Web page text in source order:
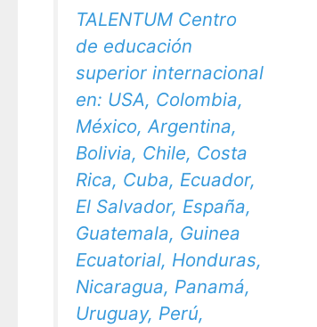
TALENTUM Centro
de educación
superior internacional
en: USA, Colombia,
México, Argentina,
Bolivia, Chile, Costa
Rica, Cuba, Ecuador,
El Salvador, España,
Guatemala, Guinea
Ecuatorial, Honduras,
Nicaragua, Panamá,
Uruguay, Perú,